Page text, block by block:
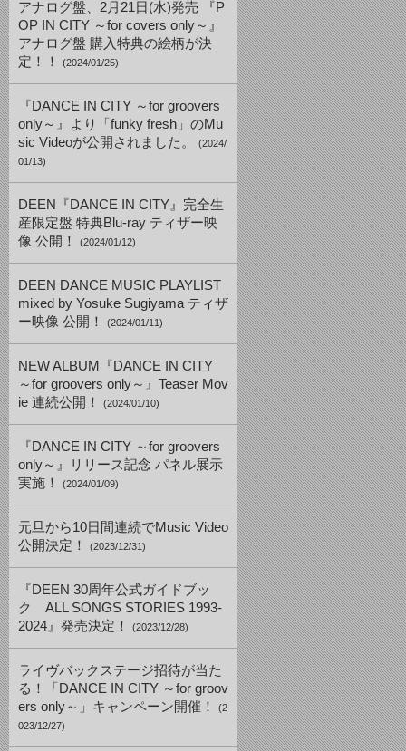
アナログ盤、2月21日(水)発売 『P
OP IN CITY ～for covers only～』
アナログ盤 購入特典の絵柄が決
定！！
(2024/01/25)
『DANCE IN CITY ～for groovers
only～』より「funky fresh」のMu
sic Videoが公開されました。
(2024/
01/13)
DEEN『DANCE IN CITY』完全生
産限定盤 特典Blu-ray ティザー映
像 公開！
(2024/01/12)
DEEN DANCE MUSIC PLAYLIST
mixed by Yosuke Sugiyama ティザ
ー映像 公開！
(2024/01/11)
NEW ALBUM『DANCE IN CITY
～for groovers only～』Teaser Mov
ie 連続公開！
(2024/01/10)
『DANCE IN CITY ～for groovers
only～』リリース記念 パネル展示
実施！
(2024/01/09)
元旦から10日間連続でMusic Video
公開決定！
(2023/12/31)
『DEEN 30周年公式ガイドブッ
ク ALL SONGS STORIES 1993-
2024』発売決定！
(2023/12/28)
ライヴバックステージ招待が当た
る！「DANCE IN CITY ～for groov
ers only～」キャンペーン開催！
(2
023/12/27)